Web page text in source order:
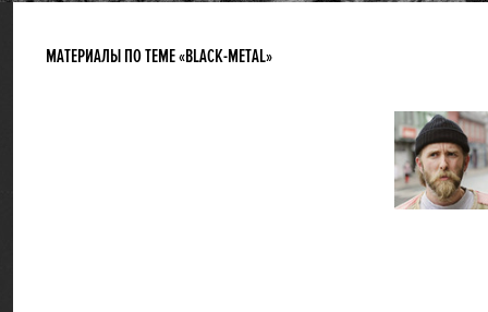
МАТЕРИАЛЫ ПО ТЕМЕ «BLACK-METAL»